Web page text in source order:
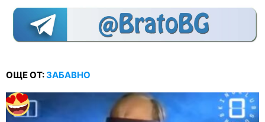
ОЩЕ ОТ:ЗАБАВНО